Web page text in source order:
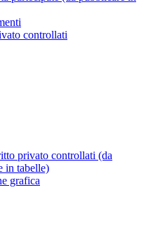
controllati
privato controllati (da
in tabelle)
grafica